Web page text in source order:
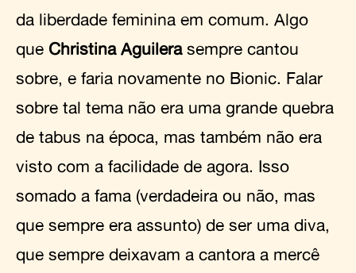
da liberdade feminina em comum. Algo
que Christina Aguilerasempre cantou
sobre, e faria novamente no Bionic. Falar
sobre tal tema não era uma grande quebra
de tabus na época, mas também não era
visto com a facilidade de agora. Isso
somado a fama (verdadeira ou não, mas
que sempre era assunto) de ser uma diva,
que sempre deixavam a cantora a mercê